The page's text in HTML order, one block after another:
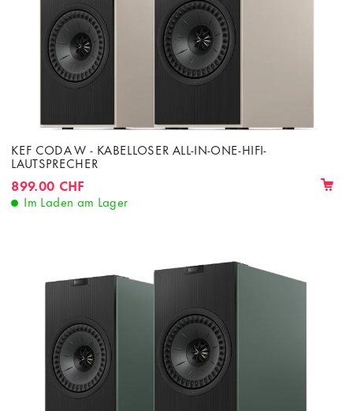
KEF CODA W - KABELLOSER ALL-IN-ONE-HIFI-
LAUTSPRECHER
899.00 CHF
Im Laden am Lager